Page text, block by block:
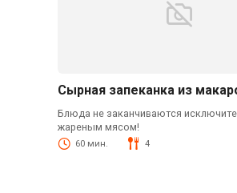
Сырная запеканка из
Блюда не заканчиваются
жареным мясом!
60 мин. 4